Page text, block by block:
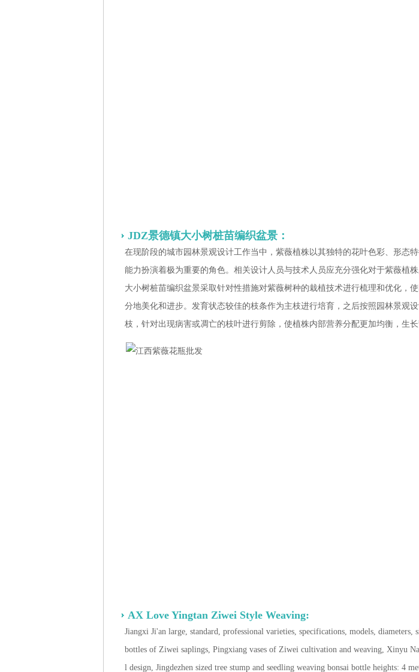
JDZ景德镇大小树桩苗编织盆景：
在现阶段的城市园林景观设计工作当中，紫薇植株以其独特的花叶色彩、形态
能力扮演着极为重要的角色。相关设计人员与技术人员应充分强化对于紫薇植
大小树桩苗编织盆景采取针对性措施对紫薇树种的栽植技术进行梳理和优化，
分地美化和进步。发育状态较佳的枝条作为主枝进行培育，之后按照园林景观
枝，针对出现病害或凋亡的枝叶进行剪除，使植株内部营养分配更加均衡，生长
AX Love Yingtan Ziwei Style Weaving:
Jiangxi Ji'an large, standard, professional varieties, specifications, models, diameters,
bottles of Ziwei saplings, Pingxiang vases of Ziwei cultivation and weaving, Xinyu
l design, Jingdezhen sized tree stump and seedling weaving bonsai bottle heights: 4